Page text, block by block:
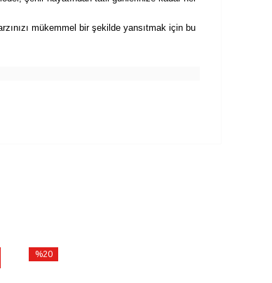
mükemmel bir şekilde yansıtmak için bu
%20